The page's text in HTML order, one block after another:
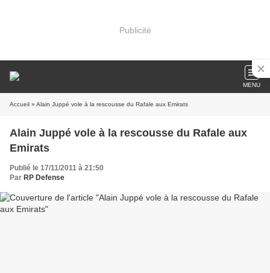
Publicité
MENU
Accueil » Alain Juppé vole à la rescousse du Rafale aux Emirats
Alain Juppé vole à la rescousse du Rafale aux
Emirats
Publié le 17/11/2011 à 21:50
Par RP Defense